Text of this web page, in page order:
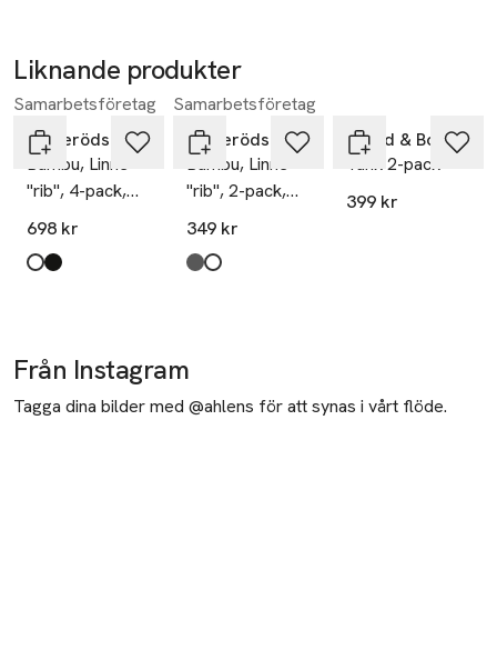
Liknande produkter
Hoppa över bildspelet
Samarbetsföretag
Resteröds
Bambu, Linne
"rib", 4-pack,
Svart
698 kr
Produkten finns i färgerna:
white
black
Samarbetsföretag
Resteröds
Bambu, Linne
"rib", 2-pack,
Svart
349 kr
Produkten finns i färgerna:
black
white
Bread & Boxers
Tank 2-pack
399 kr
Från Instagram
Tagga dina bilder med @ahlens för att synas i vårt flöde.